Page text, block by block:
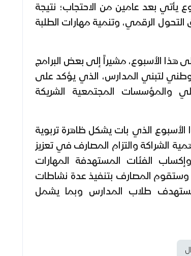
يأتي بعد عامين من الاحتجاب؛ نتيجة
الرقمي، وتنمية مهارات الطلبة
هذا الأسبوع، مشيراً إلى بعض البرامج
الوطني لتبني المدارس، الذي يؤكد على
والمؤسسات المجتمعية الشريكة
الذي بات يشكل ظاهرة تربوية
الشراكة والتزام المصارف في تعزيز
الفئات المستهدفة المهارات
وستقوم المصارف بتنفيذ عدة نشاطات
طلاب المدارس وبما يشمل